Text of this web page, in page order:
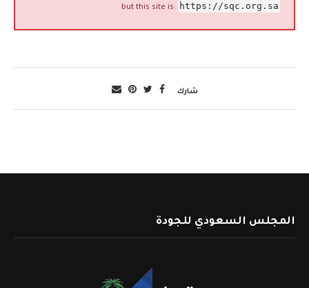
but this site is: https://sqc.org.sa
شارك
المجلس السعودي للجودة